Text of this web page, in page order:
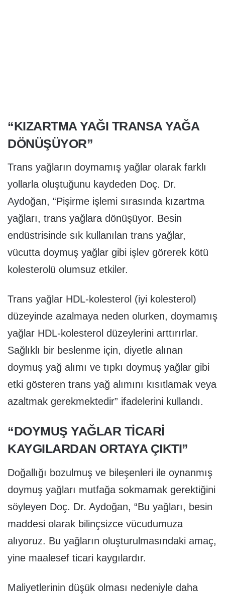
“KIZARTMA YAĞI TRANSA YAĞA
DÖNÜŞÜYOR”
Trans yağların doymamış yağlar olarak farklı
yollarla oluştuğunu kaydeden Doç. Dr.
Aydoğan, “Pişirme işlemi sırasında kızartma
yağları, trans yağlara dönüşüyor. Besin
endüstrisinde sık kullanılan trans yağlar,
vücutta doymuş yağlar gibi işlev görerek kötü
kolesterolü olumsuz etkiler.
Trans yağlar HDL-kolesterol (iyi kolesterol)
düzeyinde azalmaya neden olurken, doymamış
yağlar HDL-kolesterol düzeylerini arttırırlar.
Sağlıklı bir beslenme için, diyetle alınan
doymuş yağ alımı ve tıpkı doymuş yağlar gibi
etki gösteren trans yağ alımını kısıtlamak veya
azaltmak gerekmektedir” ifadelerini kullandı.
“DOYMUŞ YAĞLAR TİCARİ
KAYGILARDAN ORTAYA ÇIKTI”
Doğallığı bozulmuş ve bileşenleri ile oynanmış
doymuş yağları mutfağa sokmamak gerektiğini
söyleyen Doç. Dr. Aydoğan, “Bu yağları, besin
maddesi olarak bilinçsizce vücudumuza
alıyoruz. Bu yağların oluşturulmasındaki amaç,
yine maalesef ticari kaygılardır.
Maliyetlerinin düşük olması nedeniyle daha